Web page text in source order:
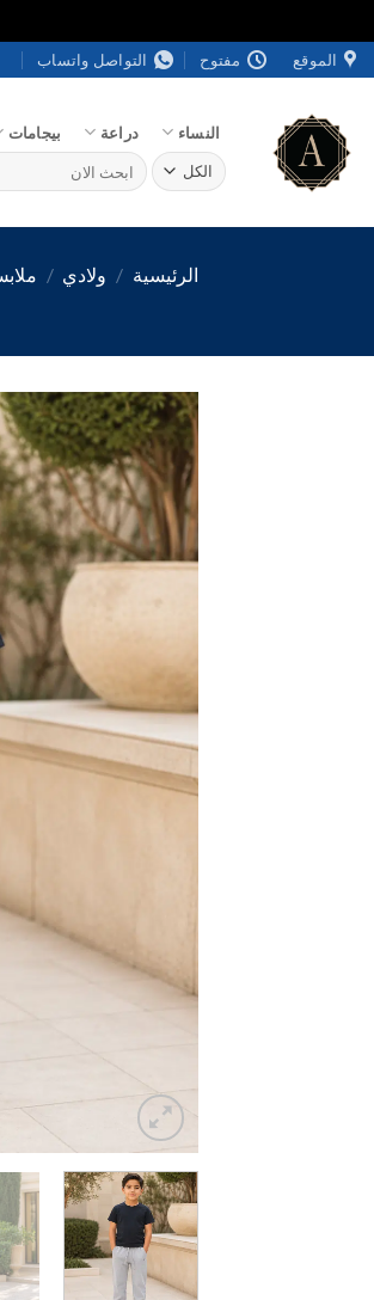
تخطي
للمحتوى
الموقع مفتوح التواصل واتساب
النساء دراعة بيجامات
البحث
عن:
الرئيسية / ولادي /